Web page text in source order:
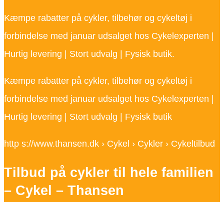
Kæmpe rabatter på cykler, tilbehør og cykeltøj i
forbindelse med januar udsalget hos Cykelexperten |
Hurtig levering | Stort udvalg | Fysisk butik.
Kæmpe rabatter på cykler, tilbehør og cykeltøj i
forbindelse med januar udsalget hos Cykelexperten |
Hurtig levering | Stort udvalg | Fysisk butik
http s://www.thansen.dk › Cykel › Cykler › Cykeltilbud
Tilbud på cykler til hele familien
– Cykel – Thansen